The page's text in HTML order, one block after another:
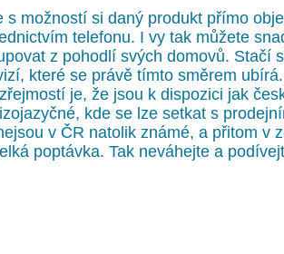
s možností si daný produkt přímo
telefonu. I vy tak můžete
z pohodlí svých domovů. Stačí
které se právě tímto směrem ubírá.
je, že jsou k dispozici jak
kde se lze setkat s
v ČR natolik známé, a přitom v
poptávka. Tak neváhejte a